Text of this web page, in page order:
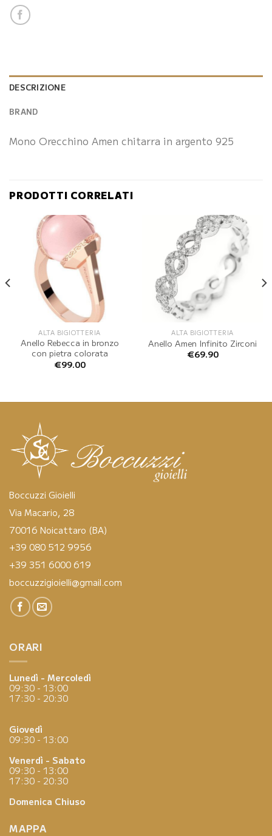
DESCRIZIONE
BRAND
Mono Orecchino Amen chitarra in argento 925
PRODOTTI CORRELATI
ALTA BIGIOTTERIA
Anello Rebecca in bronzo
con pietra colorata
€99.00
ALTA BIGIOTTERIA
Anello Amen Infinito Zirconi
€69.90
Boccuzzi Gioielli
Via Macario, 28
70016 Noicattaro (BA)
+39 080 512 9956
+39 351 6000 619
boccuzzigioielli@gmail.com
ORARI
Lunedì - Mercoledì
09:30 - 13:00
17:30 - 20:30
Giovedì
09:30 - 13:00
Venerdì - Sabato
09:30 - 13:00
17:30 - 20:30
Domenica Chiuso
MAPPA